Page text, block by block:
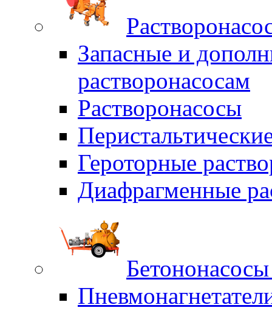
Запасные и
растворонасосам
Растворонасосы
Героторные
Диафрагменные